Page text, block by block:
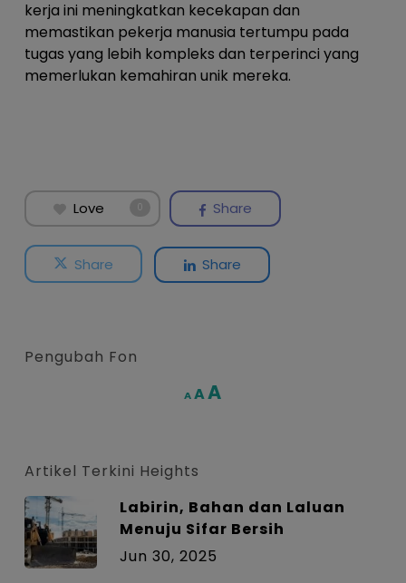
kerja ini meningkatkan kecekapan dan
memastikan pekerja manusia tertumpu pada
tugas yang lebih kompleks dan terperinci yang
memerlukan kemahiran unik mereka.
Love 0 Share
Share Share
Pengubah Fon
A Decrease
AReset
AIncrease
Artikel Terkini Heights
Labirin, Bahan dan Laluan
Menuju Sifar Bersih
Jun 30, 2025